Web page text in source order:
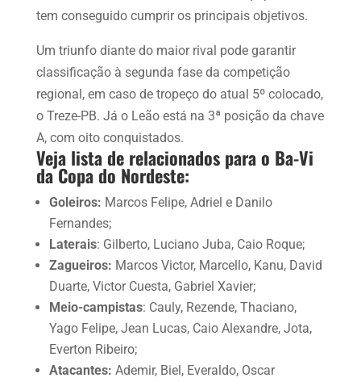
tem conseguido cumprir os principais objetivos.
Um triunfo diante do maior rival pode garantir
classificação à segunda fase da competição
regional, em caso de tropeço do atual 5º colocado,
o Treze-PB. Já o Leão está na 3ª posição da chave
A, com oito conquistados.
Veja lista de relacionados para o Ba-Vi
da Copa do Nordeste:
Goleiros: Marcos Felipe, Adriel e Danilo
Fernandes;
Laterais: Gilberto, Luciano Juba, Caio Roque;
Zagueiros: Marcos Victor, Marcello, Kanu, David
Duarte, Victor Cuesta, Gabriel Xavier;
Meio-campistas: Cauly, Rezende, Thaciano,
Yago Felipe, Jean Lucas, Caio Alexandre, Jota,
Everton Ribeiro;
Atacantes: Ademir, Biel, Everaldo, Oscar